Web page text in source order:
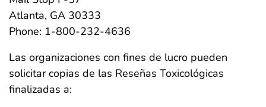
Atlanta, GA 30333
Phone: 1-800-232-4636
Las organizaciones con fines de lucro pueden
solicitar copias de las Reseñas Toxicológicas
finalizadas a: